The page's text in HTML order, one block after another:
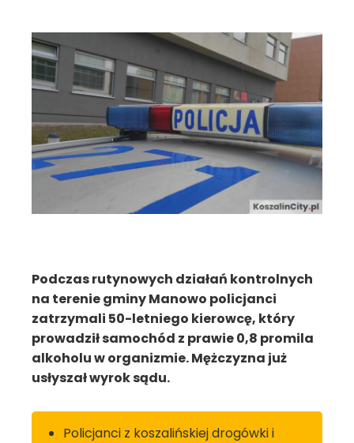
Podczas rutynowych działań kontrolnych
na terenie gminy Manowo policjanci
zatrzymali 50-letniego kierowcę, który
prowadził samochód z prawie 0,8 promila
alkoholu w organizmie. Mężczyzna już
usłyszał wyrok sądu.
Policjanci z koszalińskiej drogówki i